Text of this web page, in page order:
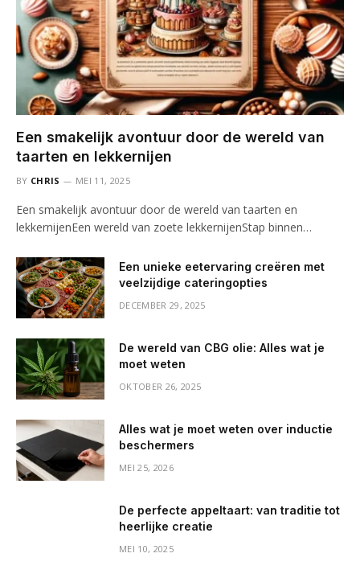
Een smakelijk avontuur door de wereld van
taarten en lekkernijen
BY CHRIS MEI 11, 2025
Een smakelijk avontuur door de wereld van taarten en
lekkernijenEen wereld van zoete lekkernijenStap binnen…
Een unieke eetervaring creëren met
veelzijdige cateringopties
DECEMBER 29, 2025
De wereld van CBG olie: Alles wat je
moet weten
OKTOBER 26, 2025
Alles wat je moet weten over inductie
beschermers
MEI 25, 2026
De perfecte appeltaart: van traditie tot
heerlijke creatie
MEI 10, 2025